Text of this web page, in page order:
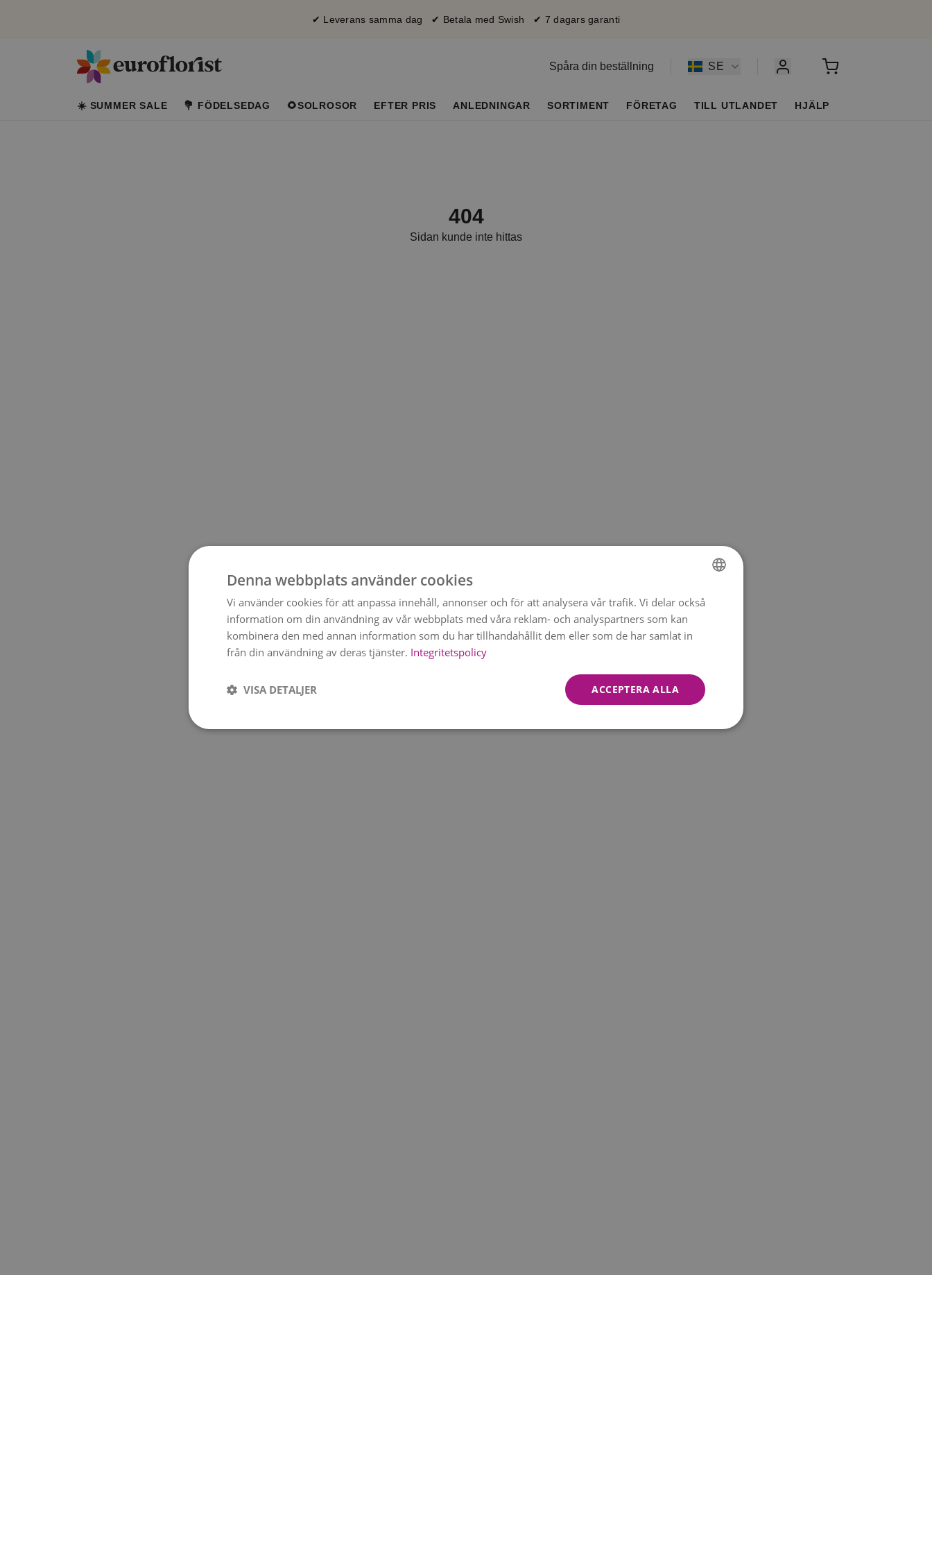
✔ Leverans samma dag ✔ Betala med Swish ✔ 7 dagars garanti
Spåra din beställning SE
☀️ SUMMER SALE 💐 FÖDELSEDAG 🌻SOLROSOR EFTER PRIS ANLEDNINGAR SORTIMENT FÖRETAG TILL UTLANDET HJÄLP
404
Sidan kunde inte hittas
SWEDISH
ENGLISH
Denna webbplats använder cookies
Vi använder cookies för att anpassa innehåll, annonser och för att analysera vår trafik. Vi delar också
information om din användning av vår webbplats med våra reklam- och analyspartners som kan
kombinera den med annan information som du har tillhandahållit dem eller som de har samlat in
från din användning av deras tjänster. Integritetspolicy
ACCEPTERA ALLA
VISA DETALJER